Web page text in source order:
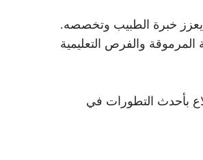
يعزز خبرة الطبيب وتخصصه.
والفرص التعليمية
بأحدث التطورات في